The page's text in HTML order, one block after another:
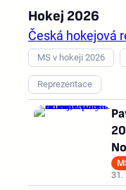
Hokej 2026
Česká hokejová
MS v hokeji 2026
Reprezentace
31.